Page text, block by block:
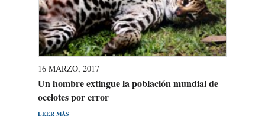
16 MARZO, 2017
Un hombre extingue la población mundial de
ocelotes por error
LEER MÁS